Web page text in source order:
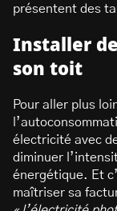
présentent des
Installer
son toit
Pour aller plus
électricité avec
diminuer
énergétique. Et
maîtriser sa